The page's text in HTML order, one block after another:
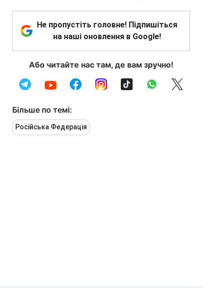
Не пропустіть головне! Підпишіться
на наші оновлення в Google!
Або читайте нас там, де вам зручно!
Більше по темі:
Російська Федерація